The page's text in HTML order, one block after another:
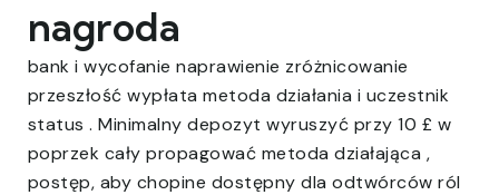
nagroda
bank i wycofanie naprawienie zróżnicowanie
przeszłość wypłata metoda działania i uczestnik
status . Minimalny depozyt wyruszyć przy 10 £ w
poprzek cały propagować metoda działająca ,
postęp, aby chopine dostępny dla odtwórców ról